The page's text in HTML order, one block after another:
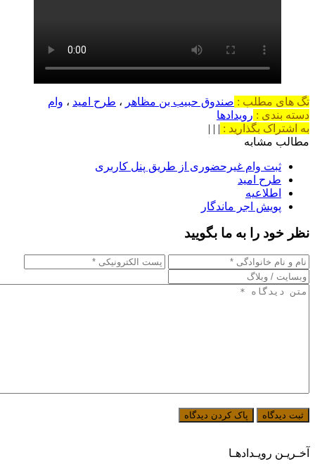
تگ های مطلب : صندوق حبیب بن مظاهر ، طرح امید ، وام
دسته بندی : رویدادها
به اشتراک بگذارید : |
|
|
مطالب مشابه
ثبت وام غیرحضوری از طریق پنل کاربری
طرح امید
اطلاعیه
پویش اجر ماندگار
نظر خود را به ما بگویید
آخـریـن رویـدادهـا